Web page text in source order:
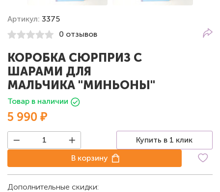
Артикул: 3375
0 отзывов
КОРОБКА СЮРПРИЗ С
ШАРАМИ ДЛЯ
МАЛЬЧИКА "МИНЬОНЫ"
Товар в наличии
5 990 ₽
Купить в 1 клик
В корзину
Дополнительные скидки: